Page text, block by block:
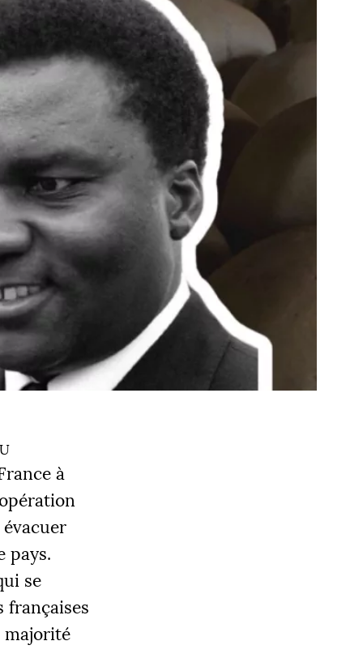
à
pays.
se
françaises
majorité